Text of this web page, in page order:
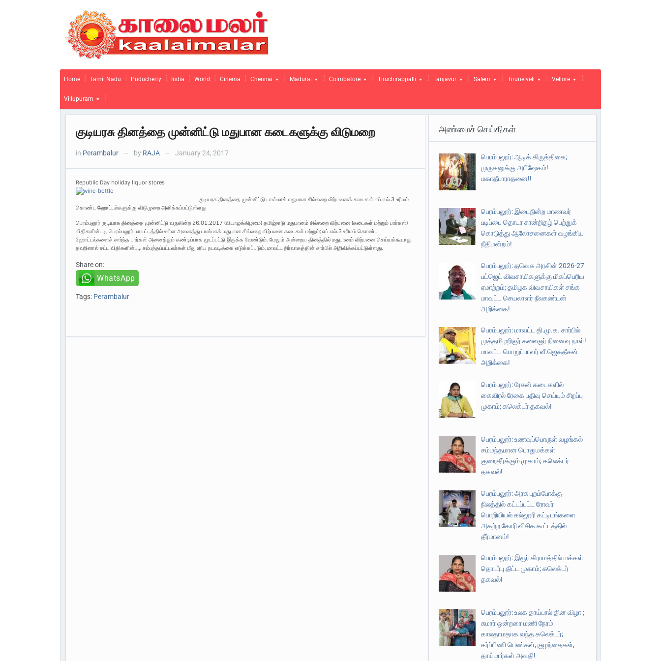
Home Tamil Nadu Puducherry India World Cinema Chennai Madurai Coimbatore Tiruchirappalli Tanjavur Salem Tirunelveli Vellore
Villupuram
குடியரசு தினத்தை முன்னிட்டு மதுபான கடைகளுக்கு விடுமறை
in Perambalur — by RAJA — January 24, 2017
Republic Day holiday liquor stores
குடியரசு தினத்தை முன்னிட்டு டாஸ்மாக் மதுபான சில்லறை விற்பனைக் கடைகள் எப்.எல்.3 உரிமம்
கொண்ட ஹோட்டல்களுக்கு விடுமுறை அளிக்கப்பட்டுள்ளது
பெரம்பலூர் குடியரசு தினத்தை முன்னிட்டு வருகின்ற 26.01.2017 (வியாழக்கிழமை) தமிழ்நாடு மதுபானம் சில்லறை விற்பனை (கடைகள் மற்றும் பார்கள்)
விதிகளின்படி, பெரம்பலூர் மாவட்டத்தில் உள்ள அனைத்து டாஸ்மாக் மதுபான சில்லறை விற்பனை கடைகள் மற்றும்; எப்.எல்.3 உரிமம் கொண்ட
ஹோட்டல்களைச் சார்ந்த பார்கள் அனைத்தும் கண்டிப்பாக மூடப்பட்டு இருக்க வேண்டும். மேலும் அன்றைய தினத்தில் மதுபானம் விற்பனை செய்யக்கூடாது.
தவறினால் சட்ட விதிகளின்படி சம்பந்தப்பட்டவர்கள் மீது உரிய நடவடிக்கை எடுக்கப்படும், மாவட்ட நிர்வாகத்தின் சார்பில் அறிவிக்கப்பட்டுள்ளது.
Share on:
WhatsApp
Tags: Perambalur
அண்மைச் செய்திகள்
பெரம்பலூர்: ஆடிக் கிருத்திகை;
முருகனுக்கு அபிஷேகம்!
மகாதீபாராதனை!!
பெரம்பலூர்: இடைநின்ற மாணவர்
படிப்பை தொடர சான்றிதழ் பெற்றுக்
கொடுத்து ஆலோசனைகள் வழங்கிய
நீதிமன்றம்!
பெரம்பலூர்: தவெக அரசின் 2026-27
பட்ஜெட் விவசாயிகளுக்கு மிகப்பெரிய
ஏமாற்றம்; தமிழக விவசாயிகள் சங்க
மாவட்ட செயலாளர் நீலகண்டன்
அறிக்கை!
பெரம்பலூர்: மாவட்ட தி.மு.க. சார்பில்
முத்தமிழறிஞர் கலைஞர் நினைவு நாள்!
மாவட்ட பொறுப்பாளர் வீ.ஜெகதீசன்
அறிக்கை!
பெரம்பலூர்: ரேசன் கடைகளில்
கைவிரல் ரேகை பதிவு செய்யும் சிறப்பு
முகாம்; கலெக்டர் தகவல்!
பெரம்பலூர்: உணவுப்பொருள் வழங்கல்
சம்மந்தமான பொதுமக்கள்
குறைதீர்க்கும் முகாம்; கலெக்டர்
தகவல்!
பெரம்பலூர்: அரசு புறம்போக்கு
நிலத்தில் கட்டப்பட்ட ரோவர்
பொறியியல் கல்லூரி கட்டிடங்களை
அகற்ற கோரி விசிக கூட்டத்தில்
தீர்மானம்!
பெரம்பலூர்: இரூர் கிராமத்தில் மக்கள்
தொடர்பு திட்ட முகாம்; கலெக்டர்
தகவல்!
பெரம்பலூர்: உலக தாய்பால் தின விழா ;
சுமார் ஒன்றரை மணி நேரம்
காலதாமதாக வந்த கலெக்டர்;
கர்ப்பிணி பெண்கள், குழந்தைகள்,
தாய்மார்கள் அவதி!